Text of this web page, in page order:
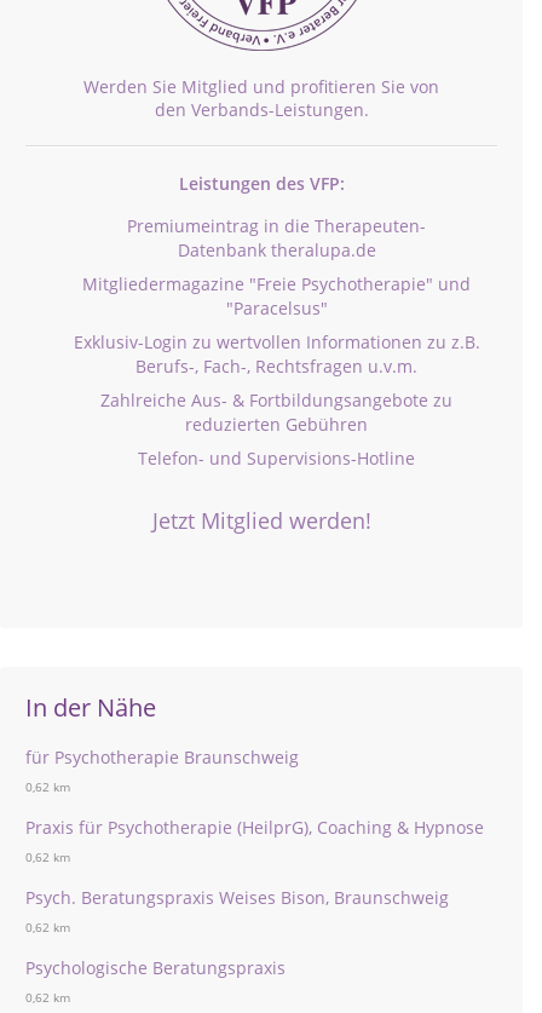
Werden Sie Mitglied und profitieren Sie von
den Verbands-Leistungen.
Leistungen des VFP:
Premiumeintrag in die Therapeuten-
Datenbank theralupa.de
Mitgliedermagazine "Freie Psychotherapie" und
"Paracelsus"
Exklusiv-Login zu wertvollen Informationen zu z.B.
Berufs-, Fach-, Rechtsfragen u.v.m.
Zahlreiche Aus- & Fortbildungsangebote zu
reduzierten Gebühren
Telefon- und Supervisions-Hotline
Jetzt Mitglied werden!
In der Nähe
für Psychotherapie Braunschweig
0,62 km
Praxis für Psychotherapie (HeilprG), Coaching & Hypnose
0,62 km
Psych. Beratungspraxis Weises Bison, Braunschweig
0,62 km
Psychologische Beratungspraxis
0,62 km